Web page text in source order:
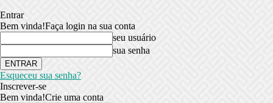
Entrar
Bem vinda!Faça login na sua conta
seu usuário
sua senha
Esqueceu sua senha?
Inscrever-se
Bem vinda!Crie uma conta